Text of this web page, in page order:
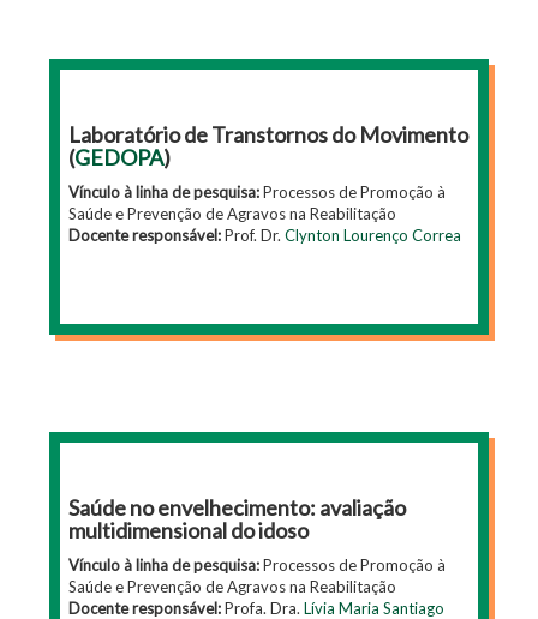
Laboratório de Transtornos do Movimento
(GEDOPA)
Vínculo à linha de pesquisa:Processos de Promoção à
Saúde e Prevenção de Agravos na Reabilitação
Docente responsável:Prof. Dr. Clynton Lourenço Correa
Saúde no envelhecimento: avaliação
multidimensional do idoso
Vínculo à linha de pesquisa:Processos de Promoção à
Saúde e Prevenção de Agravos na Reabilitação
Docente responsável:Profa. Dra. Lívia Maria Santiago